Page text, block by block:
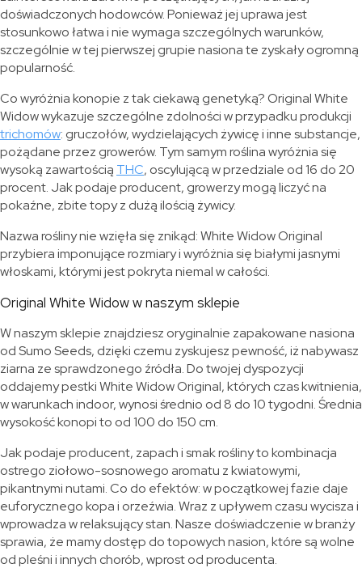
doświadczonych hodowców. Ponieważ jej uprawa jest
stosunkowo łatwa i nie wymaga szczególnych warunków,
szczególnie w tej pierwszej grupie nasiona te zyskały ogromną
popularność.
Co wyróżnia konopie z tak ciekawą genetyką? Original White
Widow wykazuje szczególne zdolności w przypadku produkcji
trichomów: gruczołów, wydzielających żywicę i inne substancje,
pożądane przez growerów. Tym samym roślina wyróżnia się
wysoką zawartością THC, oscylującą w przedziale od 16 do 20
procent. Jak podaje producent, growerzy mogą liczyć na
pokaźne, zbite topy z dużą ilością żywicy.
Nazwa rośliny nie wzięła się znikąd: White Widow Original
przybiera imponujące rozmiary i wyróżnia się białymi jasnymi
włoskami, którymi jest pokryta niemal w całości.
Original White Widow w naszym sklepie
W naszym sklepie znajdziesz oryginalnie zapakowane nasiona
od Sumo Seeds, dzięki czemu zyskujesz pewność, iż nabywasz
ziarna ze sprawdzonego źródła. Do twojej dyspozycji
oddajemy pestki White Widow Original, których czas kwitnienia,
w warunkach indoor, wynosi średnio od 8 do 10 tygodni. Średnia
wysokość konopi to od 100 do 150 cm.
Jak podaje producent, zapach i smak rośliny to kombinacja
ostrego ziołowo-sosnowego aromatu z kwiatowymi,
pikantnymi nutami. Co do efektów: w początkowej fazie daje
euforycznego kopa i orzeźwia. Wraz z upływem czasu wycisza i
wprowadza w relaksujący stan. Nasze doświadczenie w branży
sprawia, że mamy dostęp do topowych nasion, które są wolne
od pleśni i innych chorób, wprost od producenta.